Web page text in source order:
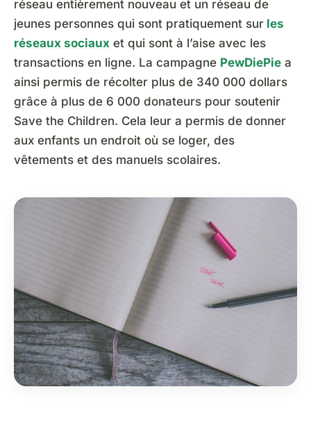
réseau entièrement nouveau et un réseau de
jeunes personnes qui sont pratiquement sur les
réseaux sociaux et qui sont à l’aise avec les
transactions en ligne. La campagne PewDiePie a
ainsi permis de récolter plus de 340 000 dollars
grâce à plus de 6 000 donateurs pour soutenir
Save the Children. Cela leur a permis de donner
aux enfants un endroit où se loger, des
vêtements et des manuels scolaires.